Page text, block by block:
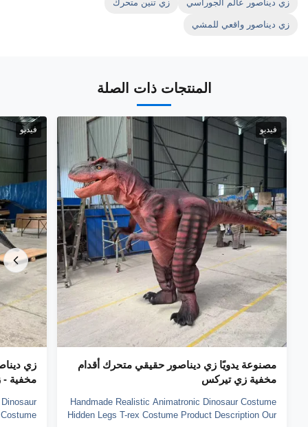
زي ديناصور عالم الجوراسي زي تنين متحرك
زي ديناصور واقعي للمشي
المنتجات ذات الصلة
فيديو
مصنوعة يدويًا زي ديناصور حقيقي متحرك أقدام
مخفية زي تيركس
Handmade Realistic Animatronic Dinosaur Costume
Hidden Legs T-rex Costume Product Description Our
فيديو
زي
مخفية -